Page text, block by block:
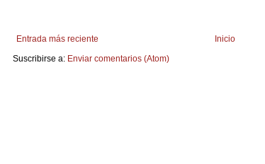
Entrada más reciente
Inicio
Suscribirse a: Enviar comentarios (Atom)